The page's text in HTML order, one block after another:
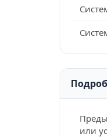
или